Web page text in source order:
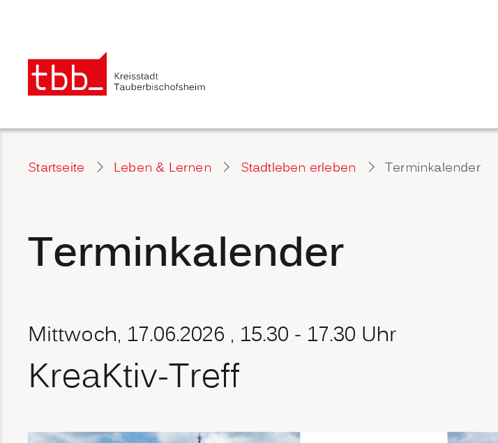
Startseite Leben & Lernen Stadtleben erleben Terminkalender
Terminkalender
Mittwoch, 17.06.2026 , 15.30 - 17.30 Uhr
KreaKtiv-Treff